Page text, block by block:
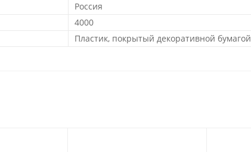
Россия
4000
Пластик, покрытый декоративной бумагой